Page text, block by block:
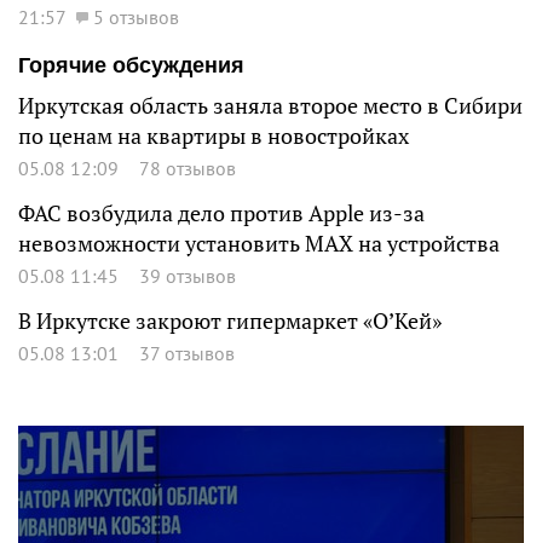
21:57
5 отзывов
Горячие обсуждения
Иркутская область заняла второе место в Сибири
по ценам на квартиры в новостройках
05.08 12:09 78 отзывов
ФАС возбудила дело против Apple из-за
невозможности установить MAX на устройства
05.08 11:45 39 отзывов
В Иркутске закроют гипермаркет «О’Кей»
05.08 13:01 37 отзывов